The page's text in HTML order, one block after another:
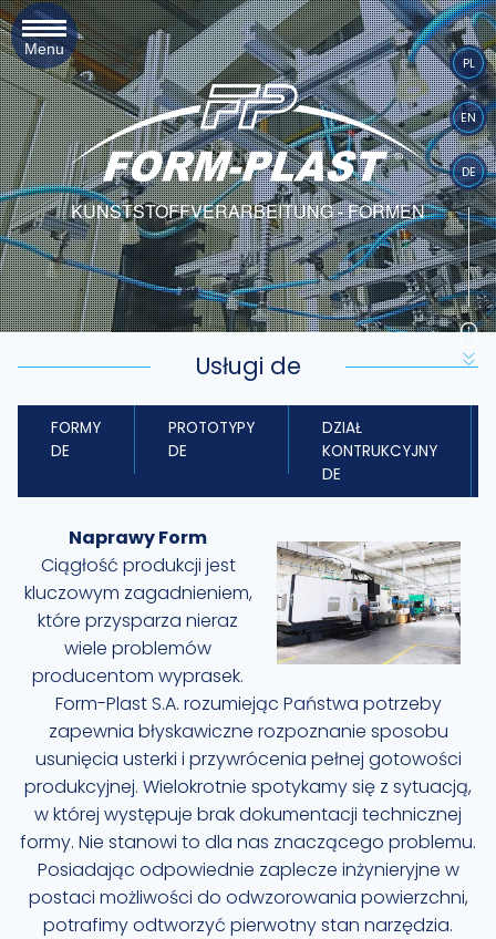
Menu
PL
EN
DE
KUNSTSTOFFVERARBEITUNG - FORMEN
Usługi de
FORMY
DE
PROTOTYPY
DE
DZIAŁ
KONTRUKCYJNY
DE
Naprawy Form
Ciągłość produkcji jest
kluczowym zagadnieniem,
które przysparza nieraz
wiele problemów
producentom wyprasek.
Form-Plast S.A. rozumiejąc Państwa potrzeby
zapewnia błyskawiczne rozpoznanie sposobu
usunięcia usterki i przywrócenia pełnej gotowości
produkcyjnej. Wielokrotnie spotykamy się z sytuacją,
w której występuje brak dokumentacji technicznej
formy. Nie stanowi to dla nas znaczącego problemu.
Posiadając odpowiednie zaplecze inżynieryjne w
postaci możliwości do odwzorowania powierzchni,
potrafimy odtworzyć pierwotny stan narzędzia.